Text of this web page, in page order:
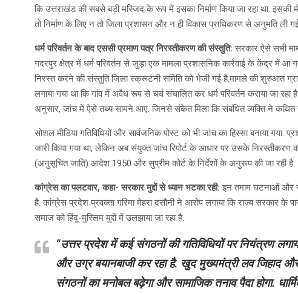
कि उत्तराखंड की सबसे बड़ी मस्जिद के रूप में इसका निर्माण किया जा रहा था. इसकी
तो निर्माण के लिए न तो जिला प्रशासन और न ही विकास प्राधिकरण से अनुमति ली
धर्म परिवर्तन के बाद एससी प्रमाण पत्र निरस्तीकरण की संस्तुति:सरकार ऐसे सभी
गदरपुर क्षेत्र में धर्म परिवर्तन से जुड़ा एक मामला प्रशासनिक कार्रवाई के केंद्र में
निरस्त करने की संस्तुति जिला स्क्रूटनी समिति को भेजी गई है.मामले की शुरुआत
लगाया गया था कि गांव में अवैध रूप से चर्च संचालित कर धर्म परिवर्तन कराया जा
अनुसार, जांच में ऐसे तथ्य सामने आए. जिनसे संकेत मिला कि संबंधित व्यक्ति ने कथित
सोशल मीडिया गतिविधियों और सार्वजनिक पोस्ट को भी जांच का हिस्सा बनाया
जारी किया गया था, लेकिन अब संयुक्त जांच रिपोर्ट के आधार पर उसके निरस्तीकरण
(अनुसूचित जाति) आदेश 1950 और सुप्रीम कोर्ट के निर्देशों के अनुरूप की जा रही है.
कांग्रेस का पलटवार, कहा- सरकार मुद्दों से ध्यान भटका रही:इन तमाम घटनाओं और
है. कांग्रेस प्रदेश प्रवक्ता गरिमा मेहरा दसौनी ने आरोप लगाया कि राज्य सरकार के
समाज को हिंदू-मुस्लिम मुद्दों में उलझाया जा रहा है.
“उत्तर प्रदेश में कई संगठनों की गतिविधियों पर नियंत्रण
और उग्र बयानबाजी कर रहा है. खुद मुख्यमंत्री लव जिहाद
संगठनों का मनोबल बढ़ेगा और सामाजिक तनाव पैदा होगा.